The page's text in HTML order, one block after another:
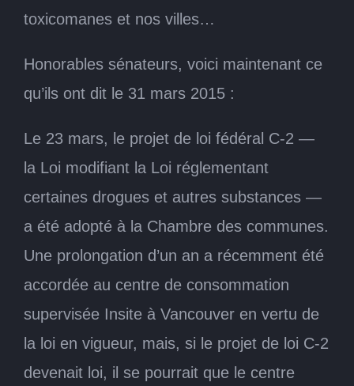
toxicomanes et nos villes…
Honorables sénateurs, voici maintenant ce
qu’ils ont dit le 31 mars 2015 :
Le 23 mars, le projet de loi fédéral C-2 —
la Loi modifiant la Loi réglementant
certaines drogues et autres substances —
a été adopté à la Chambre des communes.
Une prolongation d’un an a récemment été
accordée au centre de consommation
supervisée Insite à Vancouver en vertu de
la loi en vigueur, mais, si le projet de loi C-2
devenait loi, il se pourrait que le centre